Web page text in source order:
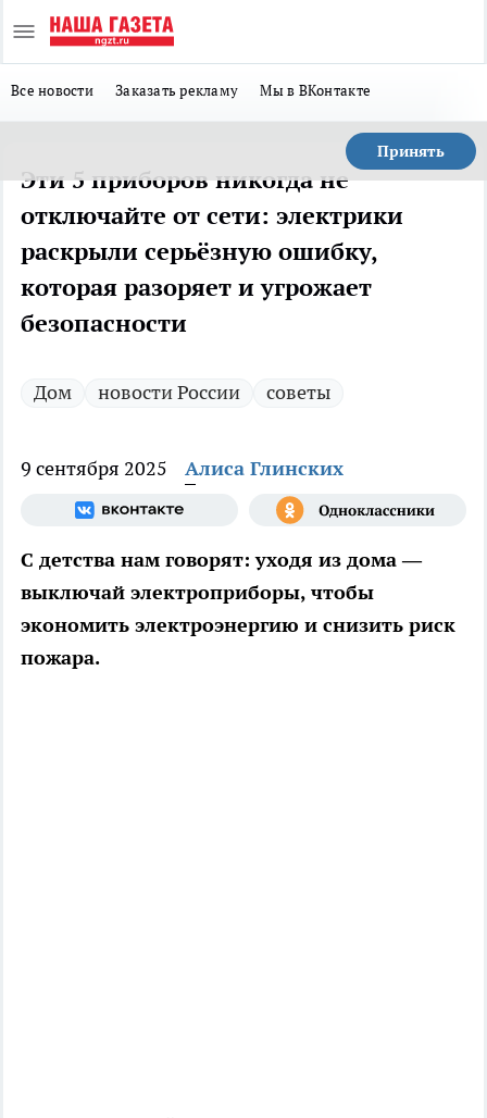
Все новости Заказать рекламу Мы в ВКонтакте
Принять
Эти 5 приборов никогда не
отключайте от сети: электрики
раскрыли серьёзную ошибку,
которая разоряет и угрожает
безопасности
Дом новости России советы
9 сентября 2025 Алиса Глинских
С детства нам говорят: уходя из дома —
выключай электроприборы, чтобы
экономить электроэнергию и снизить риск
пожара.